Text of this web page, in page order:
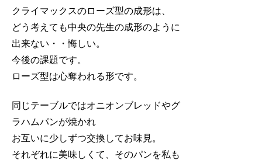
クライマックスのローズ型の成形は、
どう考えても中央の先生の成形のように
出来ない・・悔しい。
今後の課題です。
ローズ型は心奪われる形です。
同じテーブルではオニオンブレッドやグ
ラハムパンが焼かれ
お互いに少しずつ交換してお味見。
それぞれに美味しくて、そのパンを私も